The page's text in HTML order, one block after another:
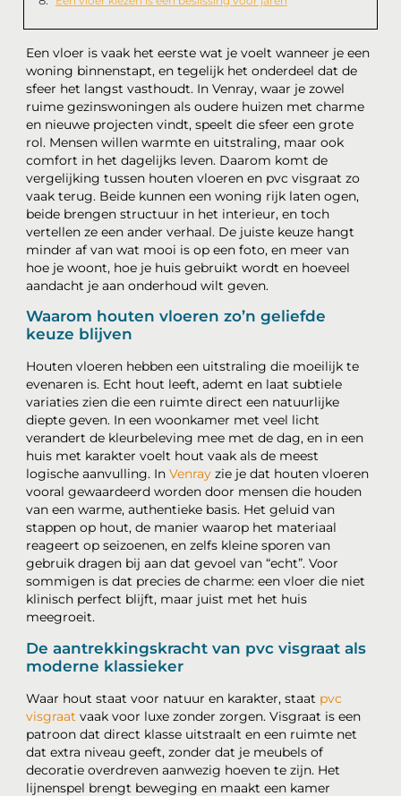
Een vloer is vaak het eerste wat je voelt wanneer je een
woning binnenstapt, en tegelijk het onderdeel dat de
sfeer het langst vasthoudt. In Venray, waar je zowel
ruime gezinswoningen als oudere huizen met charme
en nieuwe projecten vindt, speelt die sfeer een grote
rol. Mensen willen warmte en uitstraling, maar ook
comfort in het dagelijks leven. Daarom komt de
vergelijking tussen houten vloeren en pvc visgraat zo
vaak terug. Beide kunnen een woning rijk laten ogen,
beide brengen structuur in het interieur, en toch
vertellen ze een ander verhaal. De juiste keuze hangt
minder af van wat mooi is op een foto, en meer van
hoe je woont, hoe je huis gebruikt wordt en hoeveel
aandacht je aan onderhoud wilt geven.
Waarom houten vloeren zo’n geliefde
keuze blijven
Houten vloeren hebben een uitstraling die moeilijk te
evenaren is. Echt hout leeft, ademt en laat subtiele
variaties zien die een ruimte direct een natuurlijke
diepte geven. In een woonkamer met veel licht
verandert de kleurbeleving mee met de dag, en in een
huis met karakter voelt hout vaak als de meest
logische aanvulling. InVenray zie je dat houten vloeren
vooral gewaardeerd worden door mensen die houden
van een warme, authentieke basis. Het geluid van
stappen op hout, de manier waarop het materiaal
reageert op seizoenen, en zelfs kleine sporen van
gebruik dragen bij aan dat gevoel van “echt”. Voor
sommigen is dat precies de charme: een vloer die niet
klinisch perfect blijft, maar juist met het huis
meegroeit.
De aantrekkingskracht van pvc visgraat als
moderne klassieker
Waar hout staat voor natuur en karakter, staat pvc
visgraat vaak voor luxe zonder zorgen. Visgraat is een
patroon dat direct klasse uitstraalt en een ruimte net
dat extra niveau geeft, zonder dat je meubels of
decoratie overdreven aanwezig hoeven te zijn. Het
lijnenspel brengt beweging en maakt een kamer